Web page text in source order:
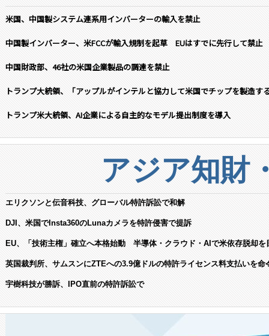
米国、中国製システム連系用インバーターの輸入を禁止
中国製インバーター、米FCCが輸入規制を起草 EUはすでに先行して禁止
中国財政部、46社の米国企業製品の調達を禁止
トランプ大統領、「アップルがインテルと協力して米国でチップを製造す
トランプ米大統領、AI企業による自主的なモデル提出制度を導入
アジア知財
エリクソンと伝音科技、グローバル特許訴訟で和解
DJI、米国でInsta360のLunaカメラを特許侵害で提訴
EU、「技術主権」確立へ本格始動 半導体・クラウド・AIで米依存脱却を
英国裁判所、サムスンにZTEへの3.9億ドルの特許ライセンス料支払いを命
宇樹科技が勝訴、IPO直前の特許訴訟で